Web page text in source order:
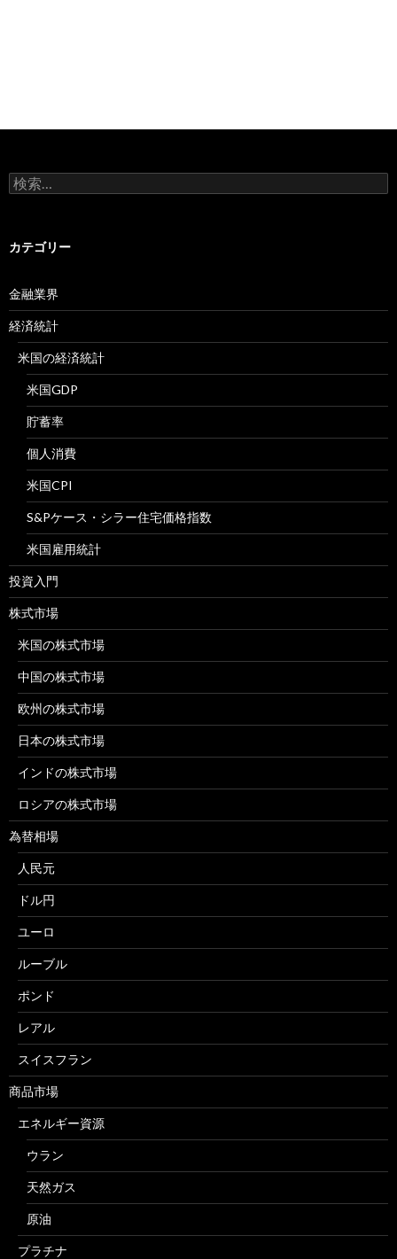
検
索:
カテゴリー
金融業界
経済統計
米国の経済統計
米国GDP
貯蓄率
個人消費
米国CPI
S&Pケース・シラー住宅価格指数
米国雇用統計
投資入門
株式市場
米国の株式市場
中国の株式市場
欧州の株式市場
日本の株式市場
インドの株式市場
ロシアの株式市場
為替相場
人民元
ドル円
ユーロ
ルーブル
ポンド
レアル
スイスフラン
商品市場
エネルギー資源
ウラン
天然ガス
原油
プラチナ